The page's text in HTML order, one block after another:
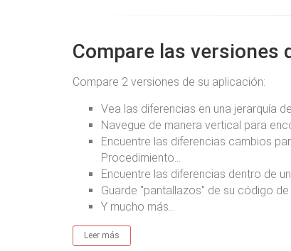
Compare las versiones
Compare 2 versiones de su aplicación:
Vea las diferencias en una jerarquía
Navegue de manera vertical para
Encuentre las diferencias cambios
Procedimiento...
Encuentre las diferencias dentro de
Guarde "pantallazos" de su código
Y mucho más...
Leer más